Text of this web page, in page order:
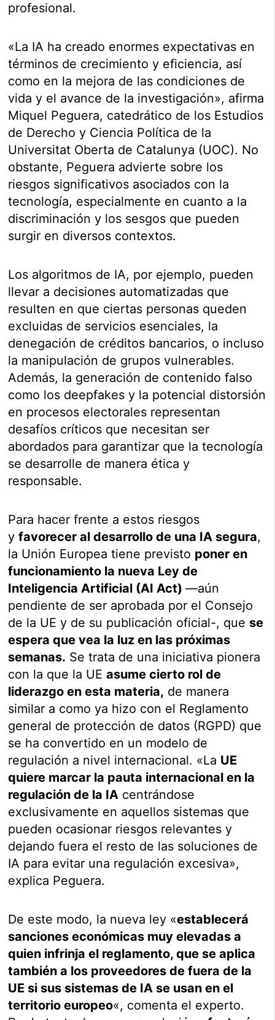
profesional.
«La IA ha creado enormes expectativas en
términos de crecimiento y eficiencia, así
como en la mejora de las condiciones de
vida y el avance de la investigación», afirma
Miquel Peguera, catedrático de los Estudios
de Derecho y Ciencia Política de la
Universitat Oberta de Catalunya (UOC). No
obstante, Peguera advierte sobre los
riesgos significativos asociados con la
tecnología, especialmente en cuanto a la
discriminación y los sesgos que pueden
surgir en diversos contextos.
Los algoritmos de IA, por ejemplo, pueden
llevar a decisiones automatizadas que
resulten en que ciertas personas queden
excluidas de servicios esenciales, la
denegación de créditos bancarios, o incluso
la manipulación de grupos vulnerables.
Además, la generación de contenido falso
como los deepfakes y la potencial distorsión
en procesos electorales representan
desafíos críticos que necesitan ser
abordados para garantizar que la tecnología
se desarrolle de manera ética y
responsable.
Para hacer frente a estos riesgos
yfavorecer al desarrollo de una IA segura,
la Unión Europea tiene previsto poner en
funcionamiento la nueva Ley de
Inteligencia Artificial (AI Act)—aún
pendiente de ser aprobada por el Consejo
de la UE y de su publicación oficial-, que se
espera que vea la luz en las próximas
semanas. Se trata de una iniciativa pionera
con la que la UEasume cierto rol de
liderazgo en esta materia, de manera
similar a como ya hizo con el Reglamento
general de protección de datos (RGPD) que
se ha convertido en un modelo de
regulación a nivel internacional. «La UE
quiere marcar la pauta internacional en la
regulación de la IA centrándose
exclusivamente en aquellos sistemas que
pueden ocasionar riesgos relevantes y
dejando fuera el resto de las soluciones de
IA para evitar una regulación excesiva»,
explica Peguera.
De este modo, la nueva ley «establecerá
sanciones económicas muy elevadas a
quien infrinja el reglamento, que se aplica
también a los proveedores de fuera de la
UE si sus sistemas de IA se usan en el
territorio europeo«, comenta el experto.